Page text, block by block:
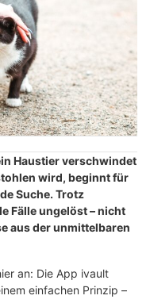
Haustier verschwindet
wird, beginnt für
Suche. Trotz
Fälle ungelöst – nicht
aus der unmittelbaren
an: Die App ivault
einfachen Prinzip –